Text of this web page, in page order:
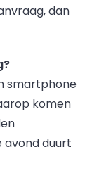
dan
smartphone
komen
avond duurt